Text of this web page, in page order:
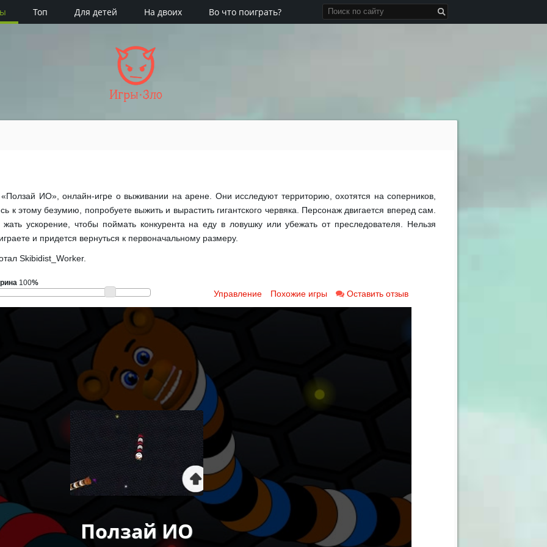
Топ Для детей На двоих Во что поиграть?
Игры·Зло
«Ползай ИО», онлайн-игре о выживании на арене. Они исследуют территорию, охотятся на соперников,
к этому безумию, попробуете выжить и вырастить гигантского червяка. Персонаж двигается вперед сам.
ускорение, чтобы поймать конкурента на еду в ловушку или убежать от преследователя. Нельзя
и придется вернуться к первоначальному размеру.
Skibidist_Worker.
100%
Управление Похожие игры Оставить отзыв